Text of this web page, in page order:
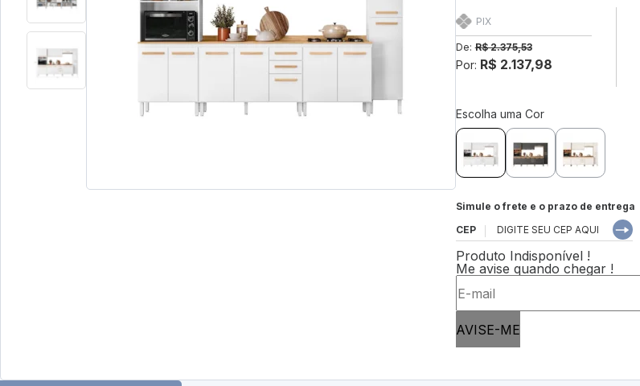
PIX
De: R$ 2.375,53
Por: R$ 2.137,98
Escolha uma Cor
Simule o frete e o prazo de entrega
CEP
Produto Indisponível !
Me avise quando chegar !
AVISE-ME